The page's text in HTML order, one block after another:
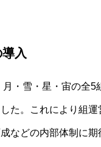
入
・雪・星・宙の全5
た。これにより組運
などの内部体制に期